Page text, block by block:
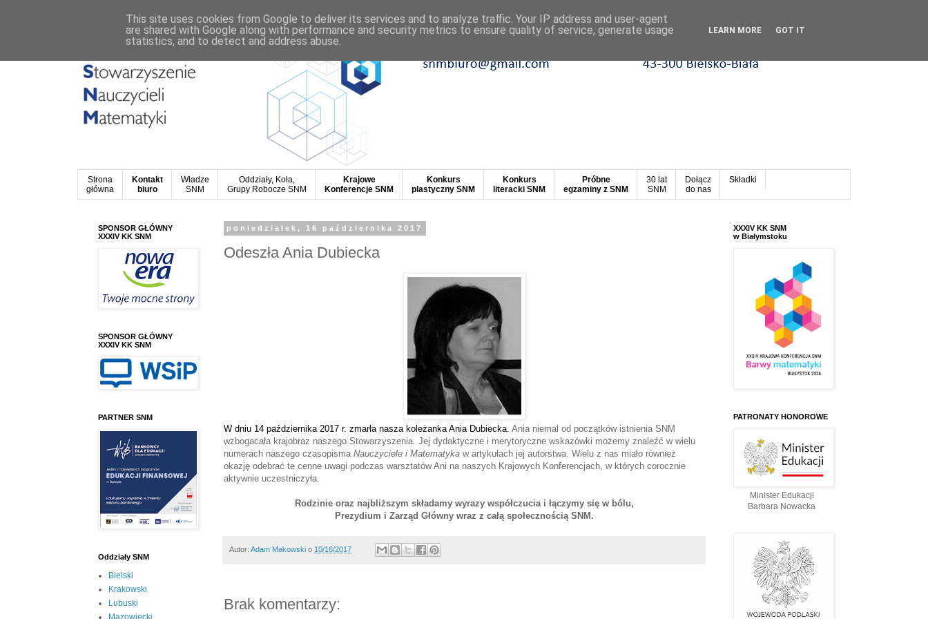
Strona
główna
Kontakt
biuro
Władze
SNM
Oddziały, Koła,
Grupy Robocze SNM
Krajowe
Konferencje SNM
Konkurs
plastyczny SNM
Konkurs
literacki SNM
Próbne
egzaminy z SNM
30 lat
SNM
Dołącz
do nas
Składki
poniedziałek, 16 października 2017
Odeszła Ania Dubiecka
W dniu 14 października 2017 r. zmarła nasza koleżanka Ania Dubiecka. Ania niemal od początków istnienia SNM
wzbogacała krajobraz naszego Stowarzyszenia. Jej dydaktyczne i merytoryczne wskazówki możemy znaleźć w wielu
numerach naszego czasopisma Nauczyciele i Matematyka w artykułach jej autorstwa. Wielu z nas miało również
okazję odebrać te cenne uwagi podczas warsztatów Ani na naszych Krajowych Konferencjach, w których corocznie
aktywnie uczestniczyła.
Rodzinie oraz najbliższym składamy wyrazy współczucia i łączymy się w bólu,
Prezydium i Zarząd Główny wraz z całą społecznością SNM.
Autor: Adam Makowski o 10/16/2017
Brak komentarzy:
SPONSOR GŁÓWNY
XXXIV KK SNM
SPONSOR GŁÓWNY
XXXIV KK SNM
PARTNER SNM
Oddziały SNM
Bielski
Krakowski
Lubuski
XXXIV KK SNM
w Białymstoku
PATRONATY HONOROWE
Minister Edukacji
Barbara Nowacka
This site uses cookies from Google to deliver its services and to analyze traffic. Your IP address and user-agent
are shared with Google along with performance and security metrics to ensure quality of service, generate usage
statistics, and to detect and address abuse.
LEARN MORE GOT IT